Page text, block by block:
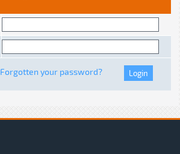
Forgotten your password?